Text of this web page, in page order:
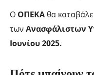
Ο ΟΠΕΚΑ θα
των Ανασφάλιστων
Ιουνίου 2025.